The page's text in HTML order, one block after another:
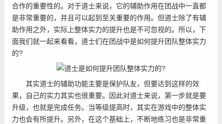
合作的重要性的。对于道士来说，它的辅助作用在团战中一直都
是非常重要的，并且可以起到至关重要的作用。但道士除了有辅
助作用之外，实际上整体实力的提升也是不可忽视的。所以，下
面我们就一起来看看，道士们在团战中是如何提升团队整体实力
的?
其实道士的辅助功能主要是保护队友，但要达到这样的效
果，自己的实力其实也很重要。因此对道士来说，第一步就是要
升级，也就是完成任务。当等级提高时，其实在游戏中的整体实
力也会有所提升。另外，在这个基础上，不断地练习也是非常重